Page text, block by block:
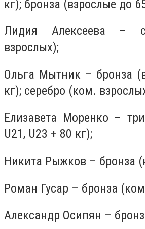
кг); бронза (взрослые до
Лидия Алексеева –
взрослых);
Ольга Мытник – бронза
кг); серебро (ком.
Елизавета Моренко –
U21, U23 + 80 кг);
Никита Рыжков – бронза
Роман Гусар – бронза
Александр Осипян –